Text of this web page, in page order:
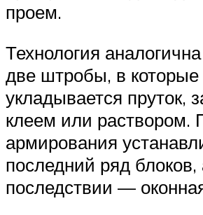
проем.
Технология
две штробы, в которые
укладывается пруток,
клеем или раствором.
армирования
последний ряд блоков,
последствии —